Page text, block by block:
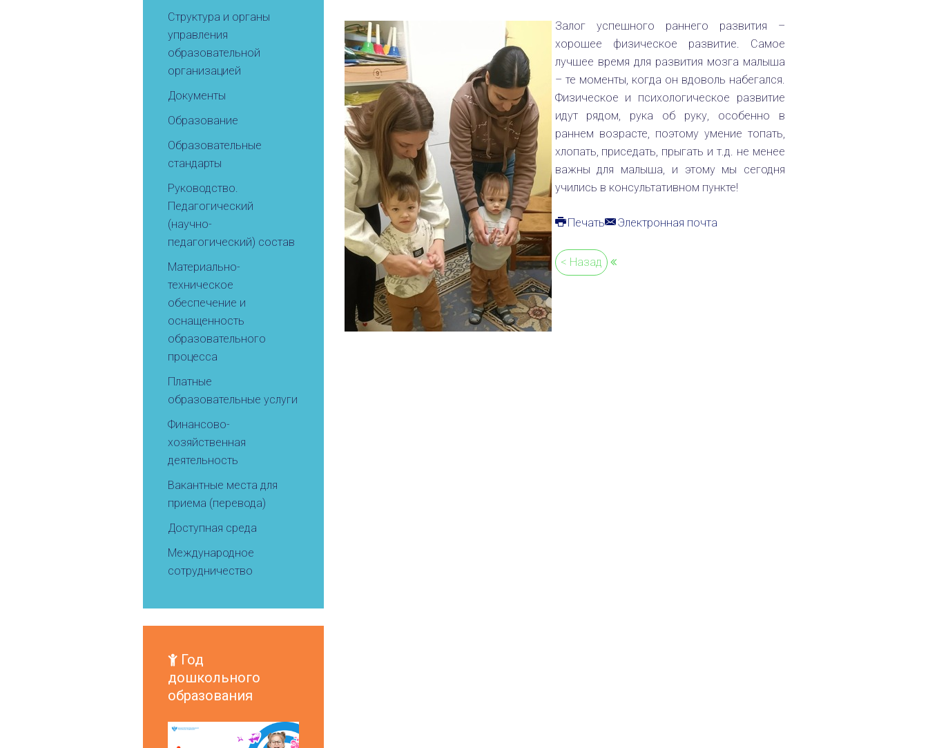
Залог успешного раннего развития –
хорошее физическое развитие. Самое
лучшее время для развития мозга малыша
– те моменты, когда он вдоволь набегался.
Физическое и психологическое развитие
идут рядом, рука об руку, особенно в
раннем возрасте, поэтому умение топать,
хлопать, приседать, прыгать и т.д. не менее
важны для малыша, и этому мы сегодня
учились в консультативном пункте!
Печать Электронная почта
< Назад
Структура и органы
управления
образовательной
организацией
Документы
Образование
Образовательные
стандарты
Руководство.
Педагогический
(научно-
педагогический) состав
Материально-
техническое
обеспечение и
оснащенность
образовательного
процесса
Платные
образовательные услуги
Финансово-
хозяйственная
деятельность
Вакантные места для
приема (перевода)
Доступная среда
Международное
сотрудничество
Год
дошкольного
образования